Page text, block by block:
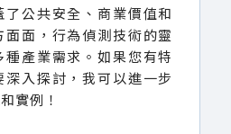
公共安全、商業價值和
面，行為偵測技術的靈
產業需求。如果您有特
深入探討，我可以進一步
實例！